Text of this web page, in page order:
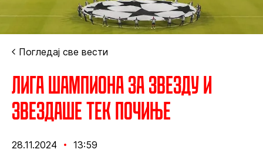
Погледај све вести
Лига шампиона за Звезду и
звездаше тек почиње
28.11.2024 13:59